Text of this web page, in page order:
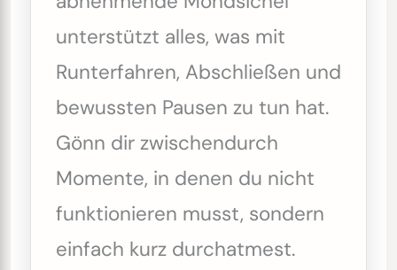
unterstützt alles, was mit
Runterfahren, Abschließen und
bewussten Pausen zu tun hat.
Gönn dir zwischendurch
Momente, in denen du nicht
funktionieren musst, sondern
einfach kurz durchatmest.